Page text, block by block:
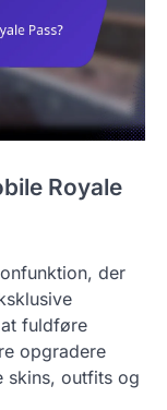
Royale
der
fuldføre
opgradere
skins, outfits og